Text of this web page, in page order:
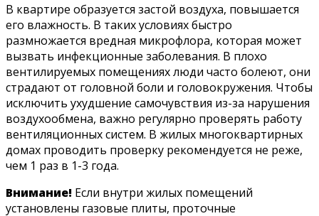
В квартире образуется застой воздуха, повышается
его влажность. В таких условиях быстро
размножается вредная микрофлора, которая может
вызвать инфекционные заболевания. В плохо
вентилируемых помещениях люди часто болеют, они
страдают от головной боли и головокружения. Чтобы
исключить ухудшение самочувствия из-за нарушения
воздухообмена, важно регулярно проверять работу
вентиляционных систем. В жилых многоквартирных
домах проводить проверку рекомендуется не реже,
чем 1 раз в 1-3 года.
Внимание! Если внутри жилых помещений
установлены газовые плиты, проточные